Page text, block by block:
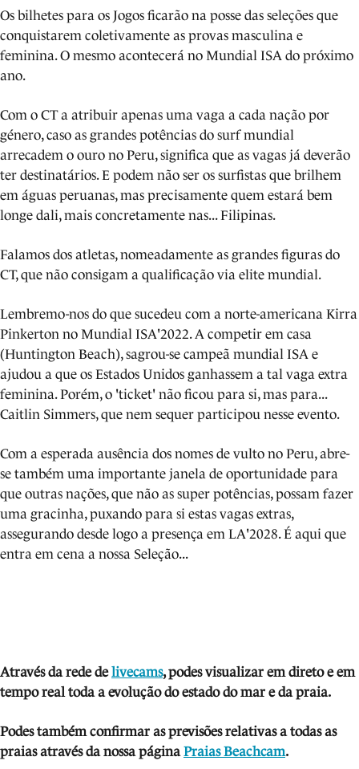
Os bilhetes para os Jogos ficarão na posse das seleções que
conquistarem coletivamente as provas masculina e
feminina. O mesmo acontecerá no Mundial ISA do próximo
ano.
Com o CT a atribuir apenas uma vaga a cada nação por
género, caso as grandes potências do surf mundial
arrecadem o ouro no Peru, significa que as vagas já deverão
ter destinatários. E podem não ser os surfistas que brilhem
em águas peruanas, mas precisamente quem estará bem
longe dali, mais concretamente nas... Filipinas.
Falamos dos atletas, nomeadamente as grandes figuras do
CT, que não consigam a qualificação via elite mundial.
Lembremo-nos do que sucedeu com a norte-americana Kirra
Pinkerton no Mundial ISA'2022. A competir em casa
(Huntington Beach), sagrou-se campeã mundial ISA e
ajudou a que os Estados Unidos ganhassem a tal vaga extra
feminina. Porém, o 'ticket' não ficou para si, mas para...
Caitlin Simmers, que nem sequer participou nesse evento.
Com a esperada ausência dos nomes de vulto no Peru, abre-
se também uma importante janela de oportunidade para
que outras nações, que não as super potências, possam fazer
uma gracinha, puxando para si estas vagas extras,
assegurando desde logo a presença em LA'2028. É aqui que
entra em cena a nossa Seleção...
Através da rede delivecams, podes visualizar em direto e em
tempo real toda a evolução do estado do mar e da praia.
Podes também confirmar as previsões relativas a todas as
praias através da nossa páginaPraias Beachcam.